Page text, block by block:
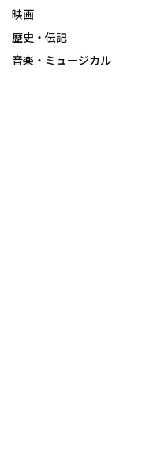
映画
歴史・伝記
音楽・ミュージカル